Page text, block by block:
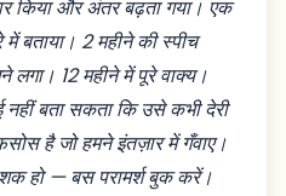
किया और अंतर बढ़ता गया। एक
बताया। 2 महीने की स्पीच
लगा। 12 महीने में पूरे वाक्य।
बता सकता कि उसे कभी देरी
है जो हमने इंतज़ार में गँवाए।
हो — बस परामर्श बुक करें।